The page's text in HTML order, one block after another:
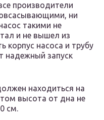
производители
ни
такими не
и не вышел из
корпус насоса и трубу
надежный запуск
находиться на
высота от дна не
см.